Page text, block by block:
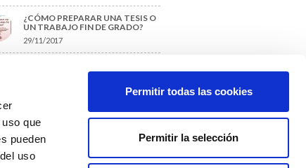
que
pueden
uso
Permitir todas las cookies
Permitir la selección
¿CÓMO PREPARAR UNA TESIS O
UN TRABAJO FIN DE GRADO?
29/11/2017
de datos